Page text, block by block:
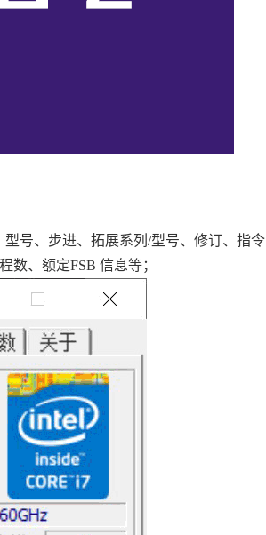
号、步进、拓展系列/型号、修订、指令
数、额定FSB 信息等；